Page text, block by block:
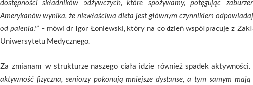
dostępności składników odżywczych, które spożywamy, potęgując
Amerykanów wynika, że niewłaściwa dieta jest głównym czynnikiem
od palenia!” – mówi dr Igor Łoniewski, który na co dzień współpracuje z
Uniwersytetu Medycznego.
Za zmianami w strukturze naszego ciała idzie również spadek aktywności.
aktywność fizyczna, seniorzy pokonują mniejsze dystanse, a tym samym